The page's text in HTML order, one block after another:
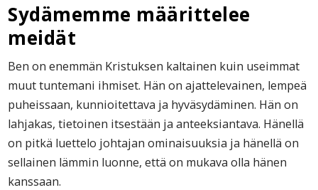
Sydämemme määrittelee
meidät
Ben on enemmän Kristuksen kaltainen kuin useimmat
muut tuntemani ihmiset. Hän on ajattelevainen, lempeä
puheissaan, kunnioitettava ja hyväsydäminen. Hän on
lahjakas, tietoinen itsestään ja anteeksiantava. Hänellä
on pitkä luettelo johtajan ominaisuuksia ja hänellä on
sellainen lämmin luonne, että on mukava olla hänen
kanssaan.